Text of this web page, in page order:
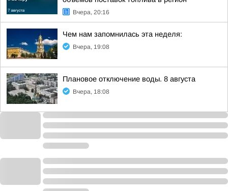
Вчера, 20:16
Чем нам запомнилась эта неделя:
Вчера, 19:08
Плановое отключение воды. 8 августа
Вчера, 18:08